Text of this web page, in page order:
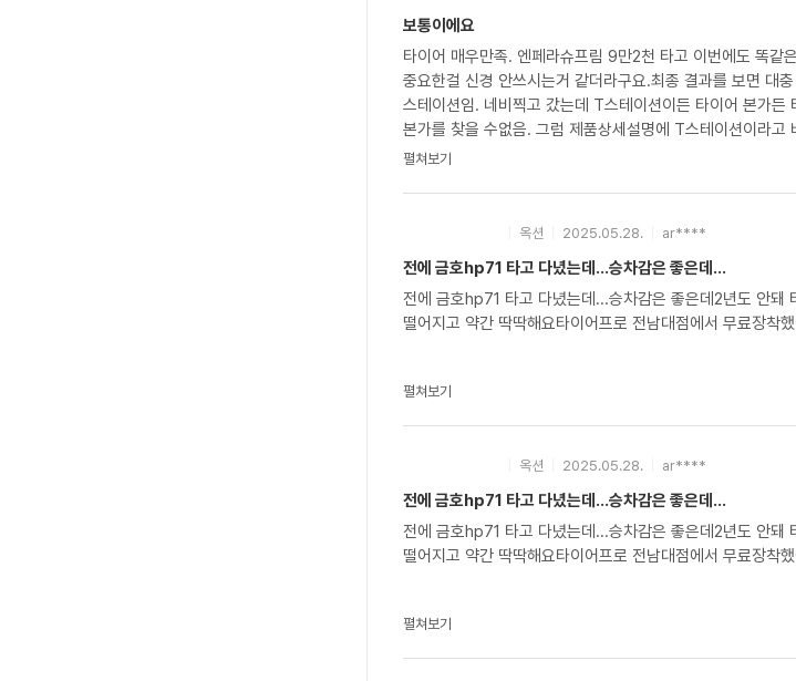
보통이에요
타이어 매우만족. 엔페라슈프림 9만2천 타고 이번에도 똑
중요한걸 신경 안쓰시는거 같더라구요.최종 결과를 보면 대
스테이션임. 네비찍고 갔는데 T스테이션이든 타이어 본가든
본가를 찾을 수없음. 그럼 제품상세설명에 T스테이션이라
보고 거의 1시간30분정도 걸림.얼라이먼트 비용 5.5만원 지
기압 보러가야겠네요. 요즘은 공짜로 안해주는데...휠얼라
펼쳐보기
옥션 2025.05.28. ar****
전에 금호hp71 타고 다녔는데...승차감은 좋은데...
전에 금호hp71 타고 다녔는데...승차감은 좋은데2년도 안돼 타이어 뜻기고 다라져서 바꿈넥센 수프림은 25년16주
떨어지고 약간 딱딱해요타이어프로 전남대점에서 무료장착
펼쳐보기
옥션 2025.05.28. ar****
전에 금호hp71 타고 다녔는데...승차감은 좋은데...
전에 금호hp71 타고 다녔는데...승차감은 좋은데2년도 안돼 타이어 뜻기고 다라져서 바꿈넥센 수프림은 25년16주
떨어지고 약간 딱딱해요타이어프로 전남대점에서 무료장착
펼쳐보기